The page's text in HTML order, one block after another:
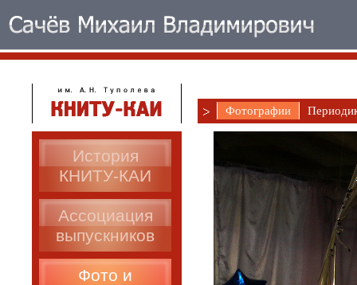
Фотографии
История
КНИТУ-КАИ
Ассоциация
выпускников
Фото и